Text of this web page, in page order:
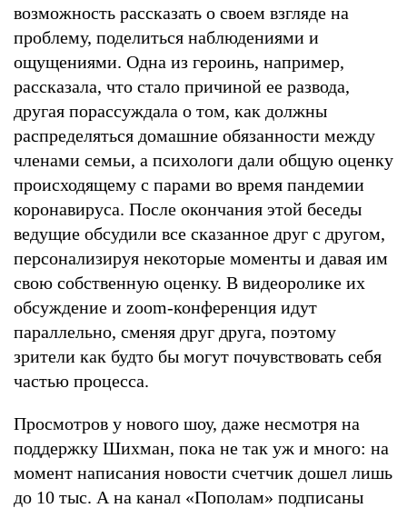
возможность рассказать о своем взгляде на
проблему, поделиться наблюдениями и
ощущениями. Одна из героинь, например,
рассказала, что стало причиной ее развода,
другая порассуждала о том, как должны
распределяться домашние обязанности между
членами семьи, а психологи дали общую оценку
происходящему с парами во время пандемии
коронавируса. После окончания этой беседы
ведущие обсудили все сказанное друг с другом,
персонализируя некоторые моменты и давая им
свою собственную оценку. В видеоролике их
обсуждение и zoom-конференция идут
параллельно, сменяя друг друга, поэтому
зрители как будто бы могут почувствовать себя
частью процесса.
Просмотров у нового шоу, даже несмотря на
поддержку Шихман, пока не так уж и много: на
момент написания новости счетчик дошел лишь
до 10 тыс. А на канал «Пополам» подписаны